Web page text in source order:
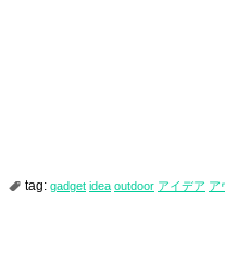
tag: gadget idea outdoor アイデア ア